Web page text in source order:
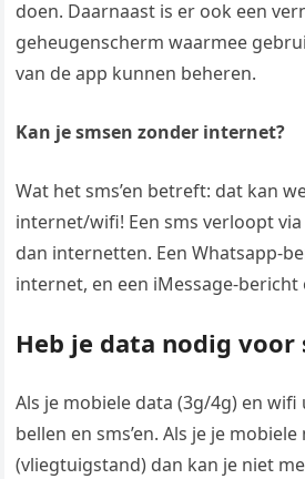
doen. Daarnaast is er ook een
geheugenscherm waarmee
van de app kunnen beheren.
Kan je smsen zonder internet?
Wat het sms’en betreft: dat kan
internet/wifi! Een sms verloopt
dan internetten. Een Whatsapp-
internet, en een iMessage-bericht
Heb je data nodig voor
Als je mobiele data (3g/4g) en
bellen en sms’en. Als je je
(vliegtuigstand) dan kan je niet